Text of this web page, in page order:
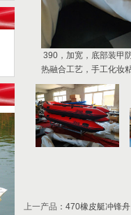
390，加宽，底部装甲
热融合工艺，手工化妆
上一产品 ： 470橡皮艇冲锋舟